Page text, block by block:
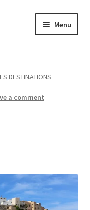
Menu
DESTINATIONS
a comment